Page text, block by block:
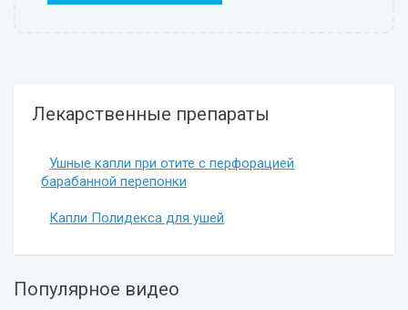
Лекарственные препараты
Ушные капли при отите с перфорацией
барабанной перепонки
Капли Полидекса для ушей
Популярное видео